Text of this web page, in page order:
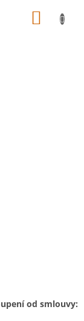
od smlouvy: